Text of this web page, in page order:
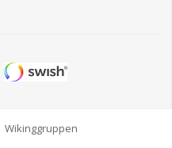
Wikinggruppen